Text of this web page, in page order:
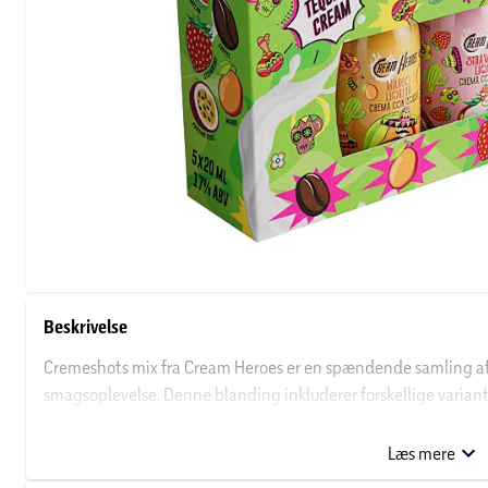
Beskrivelse
Cremeshots mix fra Cream Heroes er en spændende samling
smagsoplevelse. Denne blanding inkluderer forskellige
shots eller som ingrediens i kreative drinks. Hæld over is for en
Læs mere